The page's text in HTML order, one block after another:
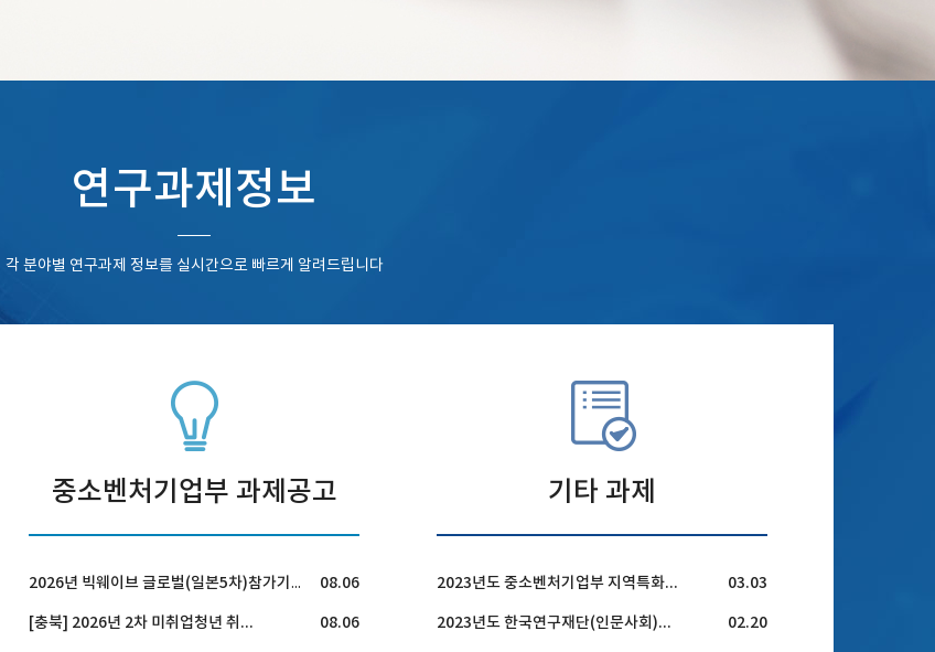
연구과제정보
각 분야별 연구과제 정보를 실시간으로 빠르게 알려드립니다
중소벤처기업부 과제공고
2026년 빅웨이브 글로벌(일본5차)참가기업 모집 공고 08.06
[충북] 2026년 2차 미취업청년 취... 08.06
기타 과제
2023년도 중소벤처기업부 지역특화... 03.03
2023년도 한국연구재단(인문사회)... 02.20